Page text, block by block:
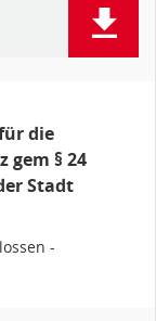
die
gem § 24
Stadt
-